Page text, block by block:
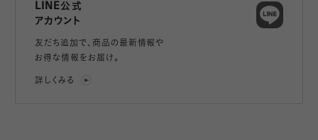
LINE公式
アカウント
友だち追加で、 商品の最新情報や
お得な情報をお届け。
詳しくみる